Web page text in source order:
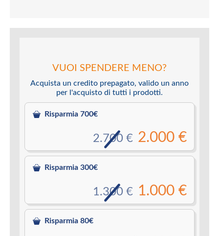
VUOI SPENDERE MENO?
Acquista un credito prepagato, valido un anno
per l'acquisto di tutti i prodotti.
Risparmia 700€
2.000 €
2.700 €
Risparmia 300€
1.000 €
1.300 €
Risparmia 80€